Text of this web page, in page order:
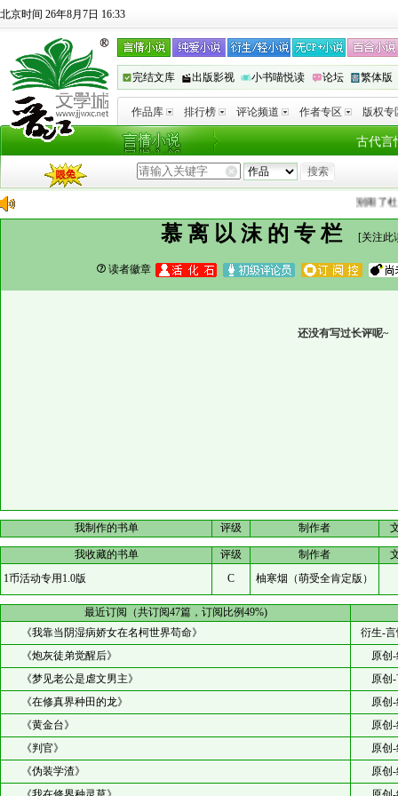
北京时间 26年8月7日 16:33
完结文库 出版影视 小书喵悦读 论坛 繁体版
作品库 排行榜 评论频道 作者专区 版权专
古代言
别闹了杜衡
慕离以沫的专栏 [关注此
读者徽章
还没有写过长评呢~
我制作的书单 评级 制作者
我收藏的书单 评级 制作者
1币活动专用1.0版
C 柚寒烟（萌受全肯定版）
最近订阅（共订阅47篇，订阅比例49%)
《我靠当阴湿病娇女在名柯世界苟命》
衍生-
《炮灰徒弟觉醒后》
原创
《梦见老公是虐文男主》
原创
《在修真界种田的龙》
原创
《黄金台》
原创
《判官》
原创
《伪装学渣》
原创